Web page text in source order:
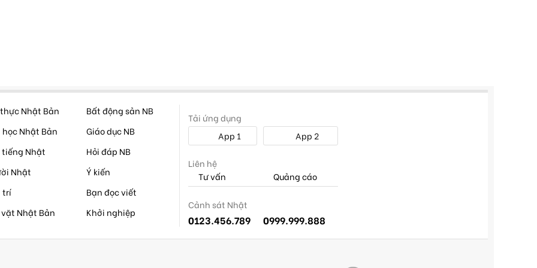
Nhật Bản
học Nhật Bản
tiếng Nhật
Nhật
trí
vặt Nhật Bản
Bất động sản NB
Giáo dục NB
Hỏi đáp NB
Ý kiến
Bạn đọc viết
Khởi nghiệp
Tải ứng dụng
App 1
App 2
Liên hệ
Tư vấn
Quảng cáo
Cảnh sát Nhật
0123.456.789 0999.999.888